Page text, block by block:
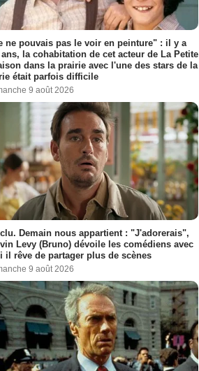
ne pouvais pas le voir en peinture" : il y a
ans, la cohabitation de cet acteur de La Petite
dans la prairie avec l'une des stars de la
était parfois difficile
9 août 2026
Demain nous appartient : "J'adorerais",
Levy (Bruno) dévoile les comédiens avec
il rêve de partager plus de scènes
9 août 2026